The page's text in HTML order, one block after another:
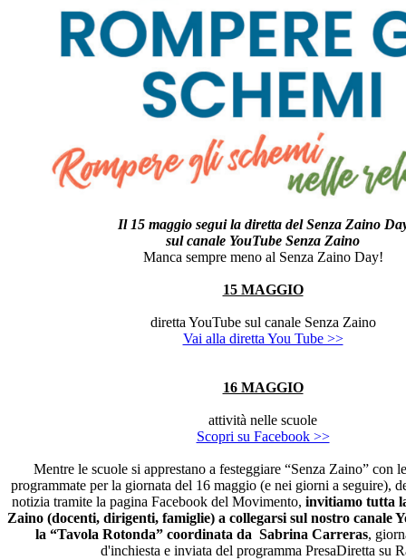
Il 15 maggio segui la diretta del Senza Zaino
sul canale YouTube Senza Zaino
Manca sempre meno al Senza Zaino Day!
15 MAGGIO
diretta YouTube sul canale Senza Zaino
Vai alla diretta You Tube >>
16 MAGGIO
attività nelle scuole
Scopri su Facebook >>
Mentre le scuole si apprestano a festeggiare “Senza Zaino” con
programmate per la giornata del 16 maggio (e nei giorni a seguire),
notizia tramite la pagina Facebook del Movimento, invitiamo tutta
Zaino (docenti, dirigenti, famiglie) a collegarsi sul nostro canale
la “Tavola Rotonda” coordinata da Sabrina Carreras,
d'inchiesta e inviata del programma PresaDiretta su